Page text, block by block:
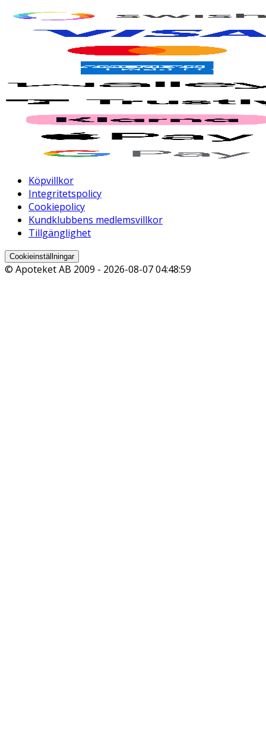
Köpvillkor
Integritetspolicy
Cookiepolicy
Kundklubbens medlemsvillkor
Tillgänglighet
Cookieinställningar
© Apoteket AB 2009 - 2026-08-07 04:48:59